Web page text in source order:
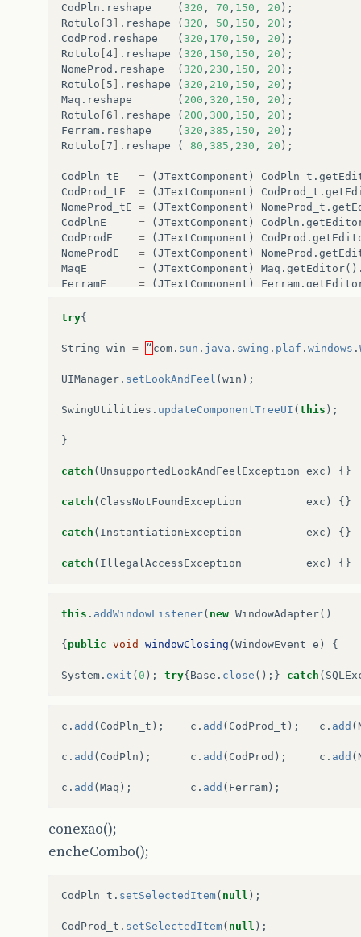
CodPln . reshape ( 320 , 70 , 150 , 20 );
Rotulo
3 . reshape ( 320 , 50 , 150 , 20 );
CodProd . reshape ( 320 , 170 , 150 , 20 );
Rotulo 4 . reshape ( 320 , 150 , 150 , 20 );
NomeProd . reshape ( 320 , 230 , 150 , 20 );
Rotulo
5 . reshape ( 320 , 210 , 150 , 20 );
Maq . reshape ( 200 , 320 , 150 , 20 );
Rotulo 6 . reshape ( 200 , 300 , 150 , 20 );
Ferram . reshape ( 320 , 385 , 150 , 20 );
Rotulo 7 . reshape ( 80 , 385 , 230 , 20 );
CodPln_tE = ( JTextComponent ) CodPln_t .
CodProd_tE
= ( JTextComponent ) CodProd_t .
NomeProd_tE = ( JTextComponent ) NomeProd_t .
CodPlnE
= ( JTextComponent ) CodPln .
CodProdE
= ( JTextComponent ) CodProd .
NomeProdE
= ( JTextComponent ) NomeProd .
MaqE
= ( JTextComponent ) Maq . getEditor
FerramE
= ( JTextComponent ) Ferram .
CodPln_t
NomeProd_t setEditable ( true
);
CodProd. setEditable(true );
Maq .setEditable (true);
Rotulo [2].setText( "Nome do Produto:"); Rotulo
Rotulo [6 ].setText("Máquina:" Rotulo
for(int i = 0; i &lt;=7; i ++ Rotulo i]
try{
String win = “ com . sun . java . swing . plaf . windows .
UIManager . setLookAndFeel ( win );
SwingUtilities . updateComponentTreeUI ( this );
}
catch ( UnsupportedLookAndFeelException exc ) {}
catch ( ClassNotFoundException exc ) {}
catch ( InstantiationException exc ) {}
catch ( IllegalAccessException exc ) {}
this . addWindowListener( new WindowAdapter()
{ public void windowClosing ( WindowEvent e ) {
System . exit ( 0 ); try{ Base . close ();} catch (
c . add ( CodPln_t ); c . add ( CodProd_t ); c . add (
c . add ( CodPln ); c . add ( CodProd ); c . add (
c . add ( Maq ); c . add ( Ferram );
conexao();
encheCombo();
CodPln_t . setSelectedItem( null );
CodProd_t . setSelectedItem( null );